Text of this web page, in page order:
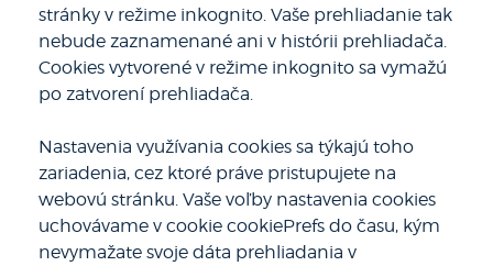
stránky v režime inkognito. Vaše prehliadanie tak
nebude zaznamenané ani v histórii prehliadača.
Cookies vytvorené v režime inkognito sa vymažú
po zatvorení prehliadača.
Nastavenia využívania cookies sa týkajú toho
zariadenia, cez ktoré práve pristupujete na
webovú stránku. Vaše voľby nastavenia cookies
uchovávame v cookie cookiePrefs do času, kým
nevymažate svoje dáta prehliadania v